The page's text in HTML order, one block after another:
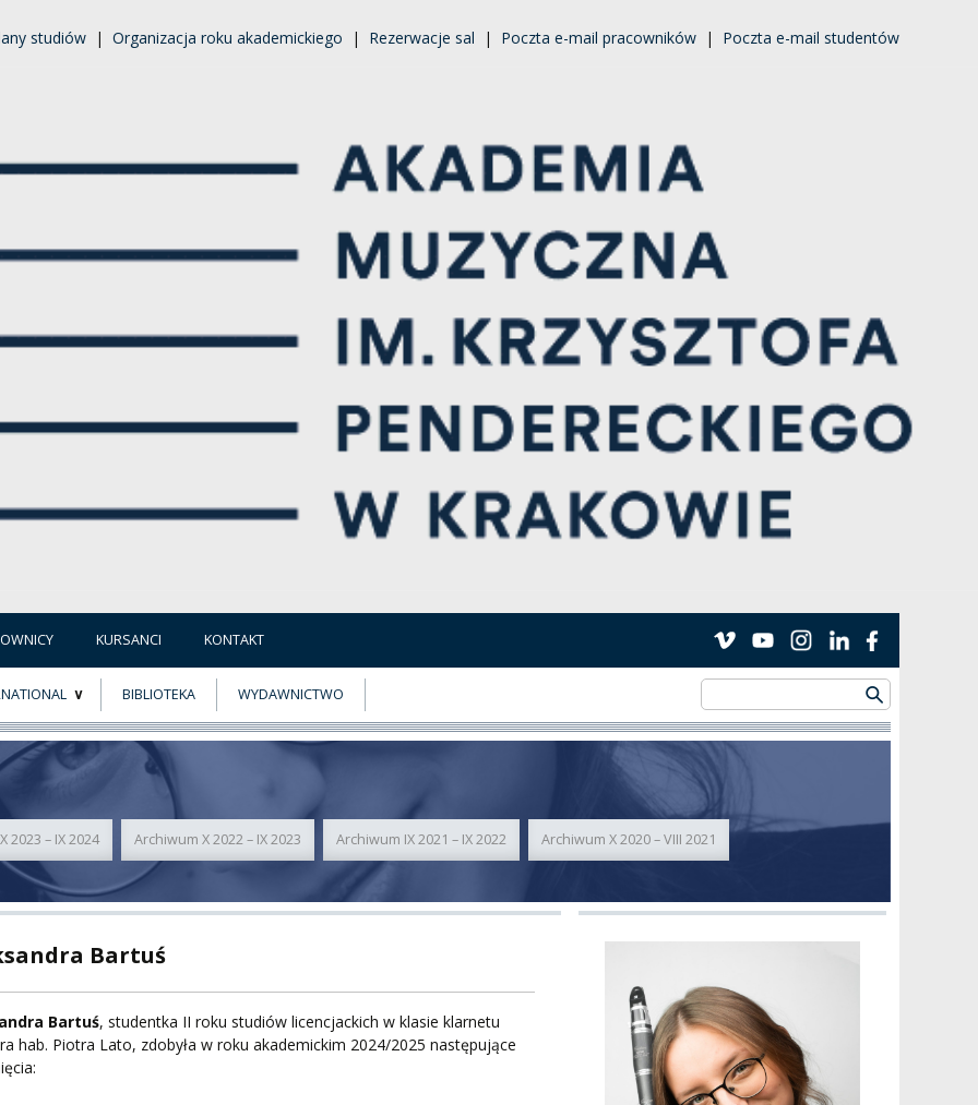
studiów | Organizacja roku akademickiego | Rezerwacje sal | Poczta e-mail pracowników | Poczta e-mail studentów
KURSANCI KONTAKT
BIBLIOTEKA WYDAWNICTWO
2023 – IX 2024 Archiwum X 2022 – IX 2023 Archiwum IX 2021 – IX 2022 Archiwum X 2020 – VIII 2021
Bartuś
Bartuś, studentka II roku studiów licencjackich w klasie klarnetu
hab. Piotra Lato, zdobyła w roku akademickim 2024/2025 następujące